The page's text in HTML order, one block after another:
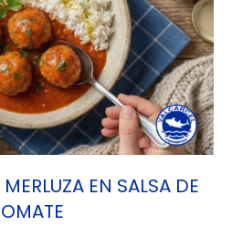
EN SALSA DE